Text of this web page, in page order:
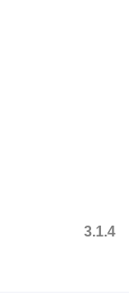
3.1.4